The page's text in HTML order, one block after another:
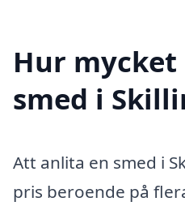
Hur
smed i
Att anlita en smed i
pris beroende på